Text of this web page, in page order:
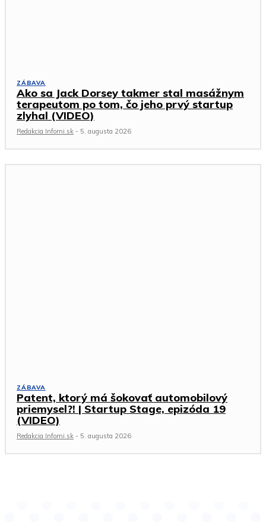
ZÁBAVA
Ako sa Jack Dorsey takmer stal masážnym
terapeutom po tom, čo jeho prvý startup
zlyhal (VIDEO)
Redakcia Infomi.sk - 5. augusta 2026
ZÁBAVA
Patent, ktorý má šokovať automobilový
priemysel?! | Startup Stage, epizóda 19
(VIDEO)
Redakcia Infomi.sk - 5. augusta 2026